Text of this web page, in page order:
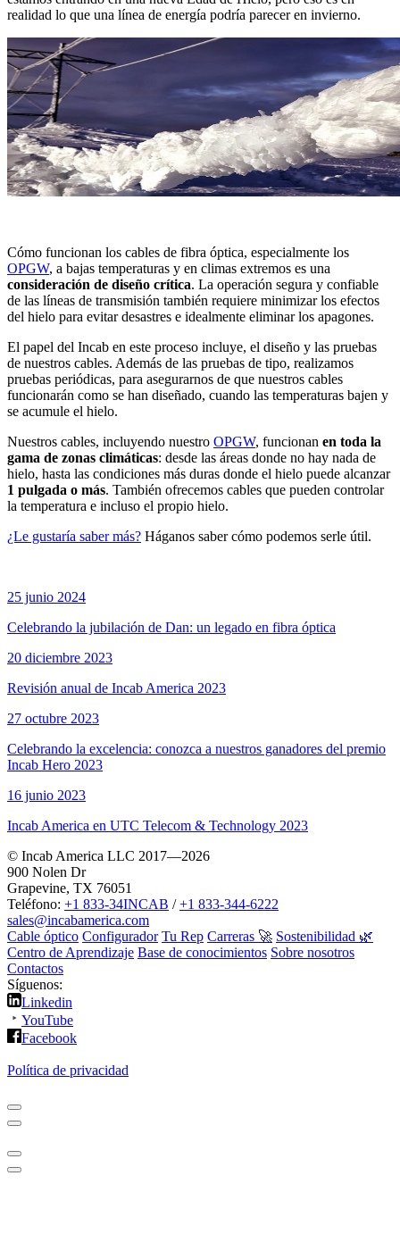
realidad lo que una línea de energía podría parecer en invierno.
Cómo funcionan los cables de fibra óptica, especialmente los
OPGW, a bajas temperaturas y en climas extremos es una
consideración de diseño crítica. La operación segura y confiable
de las líneas de transmisión también requiere minimizar los efectos
del hielo para evitar desastres e idealmente eliminar los apagones.
El papel del Incab en este proceso incluye, el diseño y las pruebas
de nuestros cables. Además de las pruebas de tipo, realizamos
pruebas periódicas, para asegurarnos de que nuestros cables
funcionarán como se han diseñado, cuando las temperaturas bajen y
se acumule el hielo.
Nuestros cables, incluyendo nuestro OPGW, funcionan en toda la
gama de zonas climáticas: desde las áreas donde no hay nada de
hielo, hasta las condiciones más duras donde el hielo puede alcanzar
1 pulgada o más. También ofrecemos cables que pueden controlar
la temperatura e incluso el propio hielo.
¿Le gustaría saber más? Háganos saber cómo podemos serle útil.
25 junio 2024
Celebrando la jubilación de Dan: un legado en fibra óptica
20 diciembre 2023
Revisión anual de Incab America 2023
27 octubre 2023
Celebrando la excelencia: conozca a nuestros ganadores del premio
Incab Hero 2023
16 junio 2023
Incab America en UTC Telecom & Technology 2023
© Incab America LLC 2017—2026
900 Nolen Dr
Grapevine, TX 76051
Teléfono: +1 833-34INCAB /+1 833-344-6222
sales@incabamerica.com
Cable óptico Configurador Tu Rep Carreras 🚀 Sostenibilidad 🌿
Centro de Aprendizaje Base de conocimientos Sobre nosotros
Contactos
Síguenos:
Linkedin
YouTube
Facebook
Política de privacidad